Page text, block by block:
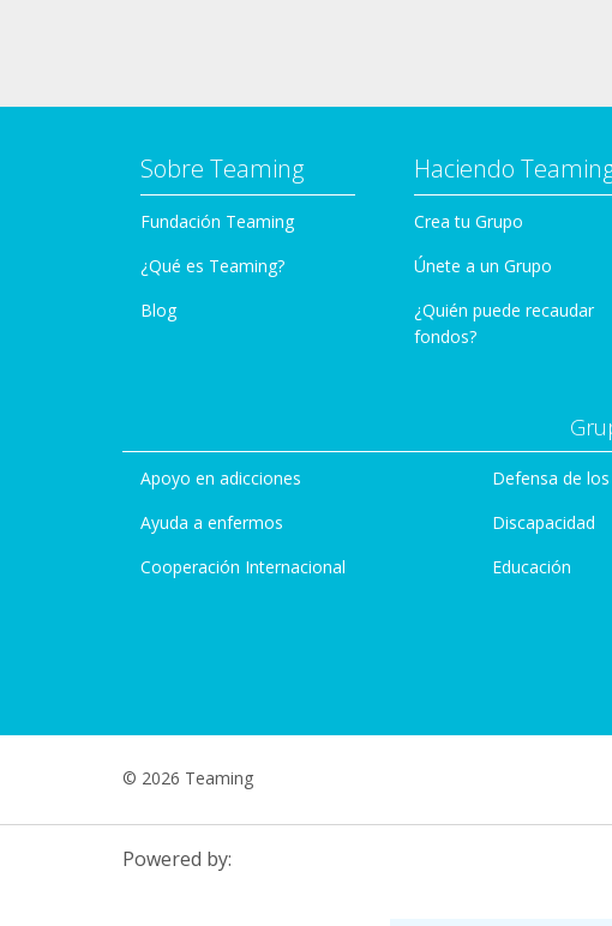
Sobre Teaming
Fundación Teaming
¿Qué es Teaming?
Blog
Haciendo
Crea tu Grupo
Únete a un Grupo
¿Quién puede recaudar
fondos?
Apoyo en adicciones
Ayuda a enfermos
Cooperación Internacional
Defensa de
Discapacidad
Educación
© 2026 Teaming
Powered by: